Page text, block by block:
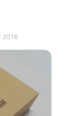
2016